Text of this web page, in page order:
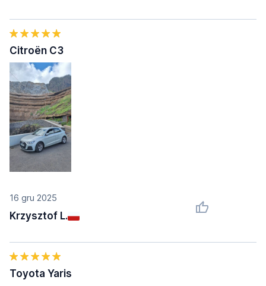
16 gru 2025
Krzysztof L.
Citroën C3
Toyota Yaris